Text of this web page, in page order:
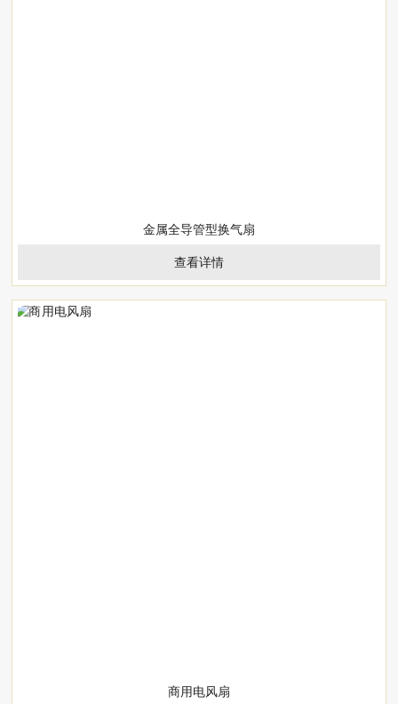
金属全导管型换气扇
查看详情
商用电风扇